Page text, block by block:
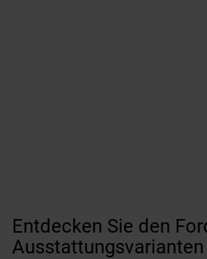
Entdecken Sie den
Ausstattungsvarianten